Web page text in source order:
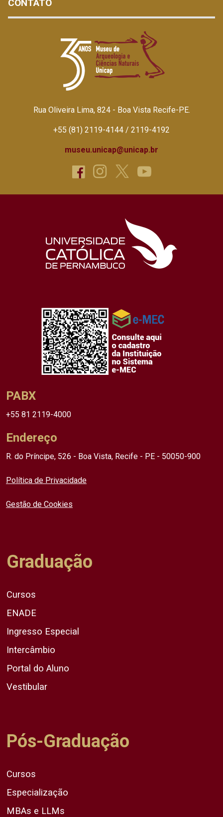
CONTATO
Rua Oliveira Lima, 824 - Boa Vista Recife-PE.
+55 (81) 2119-4144 / 2119-4192
museu.unicap@unicap.br
PABX
+55 81 2119-4000
Endereço
R. do Príncipe, 526 - Boa Vista, Recife - PE - 50050-900
Política de Privacidade
Gestão de Cookies
Graduação
Cursos
ENADE
Ingresso Especial
Intercâmbio
Portal do Aluno
Vestibular
Pós-Graduação
Cursos
Especialização
MBAs e LLMs